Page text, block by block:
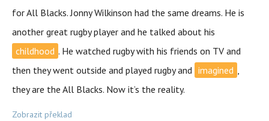
for All Blacks. Jonny Wilkinson had the same dreams. He is
another great rugby player and he talked about his
childhood . He watched rugby with his friends on TV and
then they went outside and played rugby and imagined ,
they are the All Blacks. Now it’s the reality.
Zobrazit překlad